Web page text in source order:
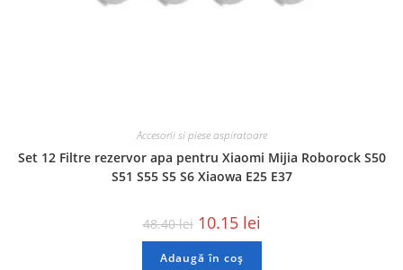
Accesorii si piese aspiratoare
Set 12 Filtre rezervor apa pentru Xiaomi Mijia Roborock S50
S51 S55 S5 S6 Xiaowa E25 E37
48.40lei 10.15 lei
Adaugă în coș